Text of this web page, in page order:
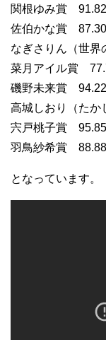
関根ゆみ賞
佐伯かな賞
なぎさりん（世
菜月アイル賞
磯野未来賞
高城しおり（た
宍戸桃子賞
羽鳥紗希賞
となっています。